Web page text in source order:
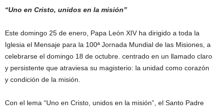
“Uno en Cristo, unidos en la misión”
Este domingo 25 de enero, Papa León XIV ha dirigido a toda la
Iglesia el Mensaje para la 100ª Jornada Mundial de las Misiones, a
celebrarse el domingo 18 de octubre. centrado en un llamado claro
y persistente que atraviesa su magisterio: la unidad como corazón
y condición de la misión.
Con el lema “Uno en Cristo, unidos en la misión”, el Santo Padre